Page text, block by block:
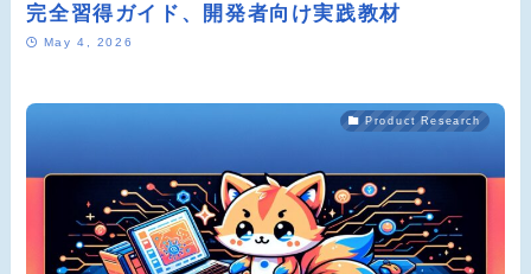
完全習得ガイド、開発者向け実践教材
May 4, 2026
Product Research